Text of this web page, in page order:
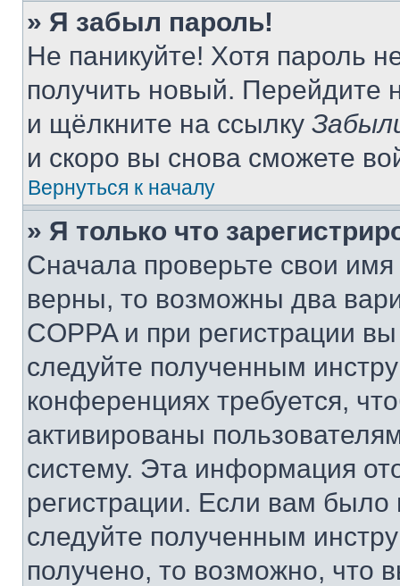
» Я забыл пароль!
Не паникуйте! Хотя пароль
получить новый. Перейдите
и щёлкните на ссылку
и скоро вы снова сможете
Вернуться к началу
» Я только что
Сначала проверьте свои
верны, то возможны два
COPPA и при регистрации
следуйте полученным
конференциях требуется,
активированы
систему. Эта информация
регистрации. Если вам
следуйте полученным
получено, то возможно, что